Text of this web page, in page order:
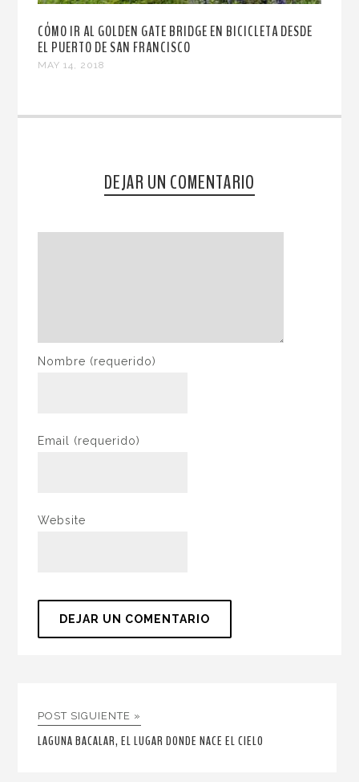
CÓMO IR AL GOLDEN GATE BRIDGE EN BICICLETA DESDE
EL PUERTO DE SAN FRANCISCO
MAY 14, 2018
DEJAR UN COMENTARIO
Nombre (requerido)
Email (requerido)
Website
POST SIGUIENTE »
LAGUNA BACALAR, EL LUGAR DONDE NACE EL CIELO